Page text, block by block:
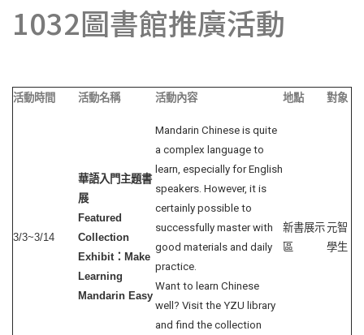
1032圖書館推廣活動
活動時間 活動名稱 活動內容 地點 對象
3/3~3/14
華語入門主題書
展
Featured
Collection
Exhibit： Make
Learning
Mandarin Easy
Mandarin Chinese is quite
a complex language to
learn, especially for English
speakers. However, it is
certainly possible to
successfully master with
good materials and daily
practice.
Want to learn Chinese
well? Visit the YZU library
and find the collection
新書展示
區
元智
學生